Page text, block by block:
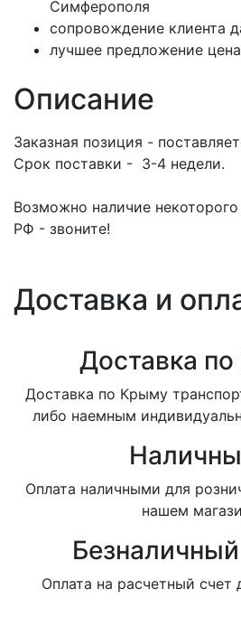
Симферополя
сопровождение клиента
лучшее предложение
Описание
Заказная позиция -
Срок поставки - 3-4 недели.
Возможно наличие
РФ - звоните!
Доставка и
Доставка
Доставка по Крыму
либо наемным
Оплата наличными для
нашем
Оплата на расчетный счет